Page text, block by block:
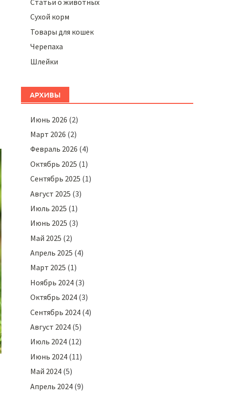
Статьи о животных
Сухой корм
Товары для кошек
Черепаха
Шлейки
АРХИВЫ
Июнь 2026 (2)
Март 2026 (2)
Февраль 2026 (4)
Октябрь 2025 (1)
Сентябрь 2025 (1)
Август 2025 (3)
Июль 2025 (1)
Июнь 2025 (3)
Май 2025 (2)
Апрель 2025 (4)
Март 2025 (1)
Ноябрь 2024(3)
Октябрь 2024(3)
Сентябрь 2024(4)
Август 2024(5)
Июль 2024(12)
Июнь 2024(11)
Май 2024(5)
Апрель 2024(9)